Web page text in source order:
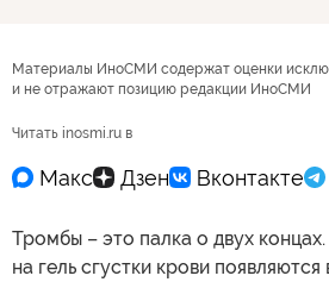
Материалы ИноСМИ содержат оценки
и не отражают позицию редакции ИноСМИ
Читать inosmi.ru в
Тромбы – это палка о двух
на гель сгустки крови появляются